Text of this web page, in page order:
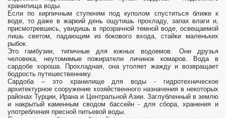
хранилища воды.
Если по кирпичным ступеням под куполом спуститься ближе к
воде, то даже в жаркий день ощутишь прохладу, запах влаги и,
присмотревшись, увидишь в прозрачной темной воде, освещаемой
лишь светом, падающим из бокового входа, стайки маленьких
рыбок.
Это гамбузии, типичные для южных водоемов. Они друзья
человека, неутомимые пожиратели личинок комаров. Вода в
сардобе хороша. Прохладная, она утоляет жажду и возвращает
бодрость путешественнику.
Сардоба – это хранилище для воды - гидротехническое
архитектурное сооружение хозяйственного назначения в некоторых
районах Турции, Ирана и Центральной Азии. Заглубленный в землю
и накрытый каменным сводом бассейн - для сбора, хранения и
употребления пресной питьевой воды.